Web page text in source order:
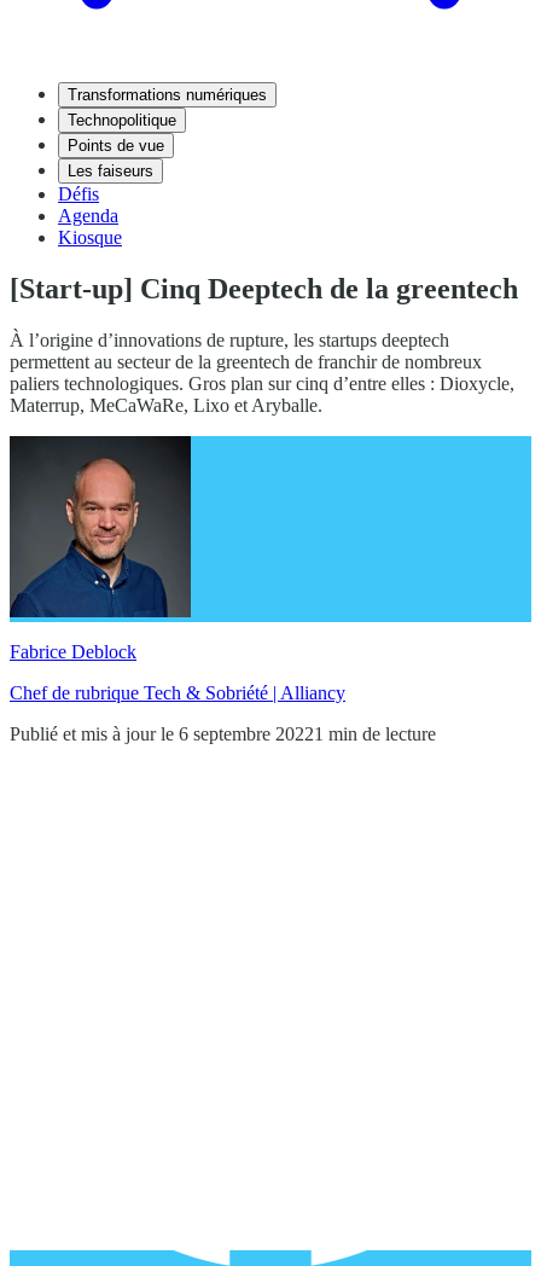
Transformations numériques
Technopolitique
Points de vue
Les faiseurs
Défis
Agenda
Kiosque
[Start-up] Cinq Deeptech de la greentech
À l’origine d’innovations de rupture, les startups deeptech
permettent au secteur de la greentech de franchir de nombreux
paliers technologiques. Gros plan sur cinq d’entre elles : Dioxycle,
Materrup, MeCaWaRe, Lixo et Aryballe.
Fabrice Deblock
Chef de rubrique Tech & Sobriété | Alliancy
Publié et mis à jour le 6 septembre 20221 min de lecture